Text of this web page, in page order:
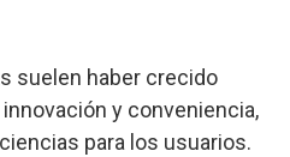
suelen haber crecido
y conveniencia,
para los usuarios.